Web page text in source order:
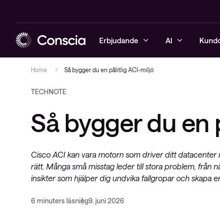
Erbjudande
Lösningar
Zero Trust
Mejlkurser
Nätverk & WiFi Lösningar
Use case
Lösningar
Observabilitet
Lösningar
Mejlkurs
IT-automation
Mejlkurs i
Service &
AI
AI-infrastruktur
AI Self Assessment
Mejlkurs: Trygg, effektiv &
cybersäker AI
Detaljhandeln
Offentlig sektor
Tillverkande industri
Event & webinar
Whitepapers & guider
Mejlkurser & utbildning
AI Self Assessment
Home Så bygger du en pålitlig ACI-miljö
TECHNOTE
Så bygger du
Cisco ACI kan vara motorn som driver ditt
rätt. Många små misstag leder till stora problem, från
insikter som hjälper dig undvika fallgropar och skapa
6 minuters läsning9. juni 2026